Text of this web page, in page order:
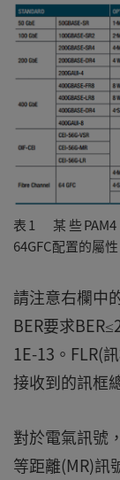
表1 某些PAM4
64GFC配置的屬性
請注意右欄中
BER要求
1E-13。FLR(
接收到的訊框
對於電氣訊號
等距離(MR)訊